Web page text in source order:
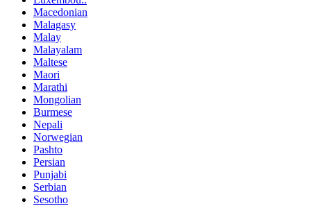
Macedonian
Malagasy
Malay
Malayalam
Maltese
Maori
Marathi
Mongolian
Burmese
Nepali
Norwegian
Pashto
Persian
Punjabi
Serbian
Sesotho